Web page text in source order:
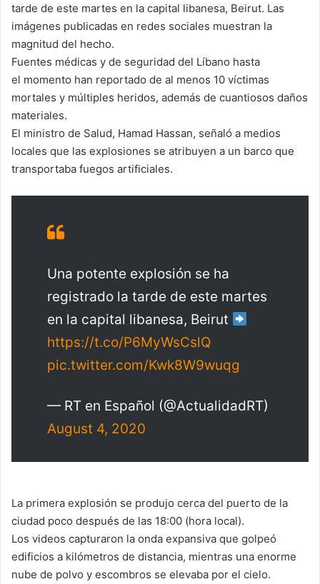
tarde de este martes en la capital libanesa, Beirut. Las
imágenes publicadas en redes sociales muestran la
magnitud del hecho.
Fuentes médicas y de seguridad del Líbano hasta
el momento han reportado de al menos 10 víctimas
mortales y múltiples heridos, además de cuantiosos daños
materiales.
El ministro de Salud, Hamad Hassan, señaló a medios
locales que las explosiones se atribuyen a un barco que
transportaba fuegos artificiales.
Una potente explosión se ha
registrado la tarde de este martes
en la capital libanesa, Beirut
https://t.co/P6MyWsCslQ
pic.twitter.com/Kwk8W9wuqg
— RT en Español (@ActualidadRT)
August 4, 2020
La primera explosión se produjo cerca del puerto de la
ciudad poco después de las 18:00 (hora local).
Los videos capturaron la onda expansiva que golpeó
edificios a kilómetros de distancia, mientras una enorme
nube de polvo y escombros se elevaba por el cielo.